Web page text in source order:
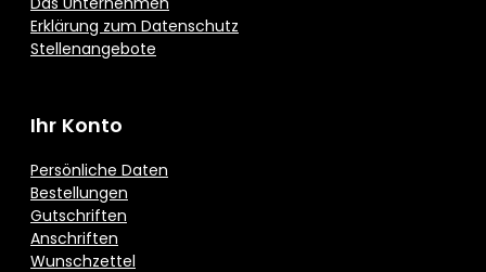
Erklärung zum Datenschutz
Stellenangebote
Ihr Konto
Persönliche Daten
Bestellungen
Gutschriften
Anschriften
Wunschzettel